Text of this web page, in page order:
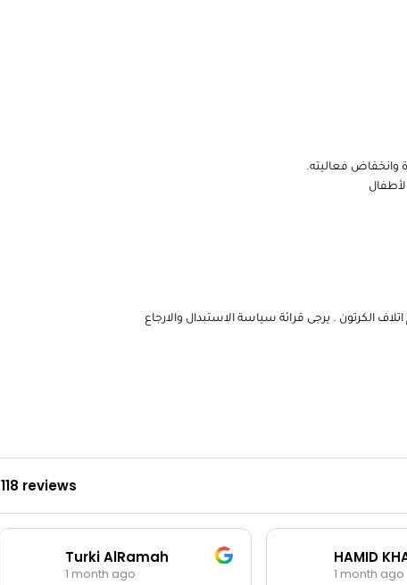
وانخفاض فعاليته.
118 reviews
Turki AlRamah
1 month ago
HAMID
1 month ago